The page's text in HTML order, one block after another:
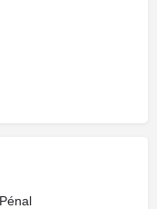
Pénal